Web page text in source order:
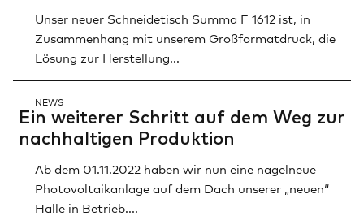
Unser neuer Schneidetisch Summa F 1612 ist, in
Zusammenhang mit unserem Großformatdruck, die
Lösung zur Herstellung...
NEWS
Ein wei­te­rer Schritt auf dem Weg zur
nach­hal­ti­gen Pro­duk­ti­on
Ab dem 01.11.2022 haben wir nun eine nagelneue
Photovoltaikanlage auf dem Dach unserer „neuen“
Halle in Betrieb....